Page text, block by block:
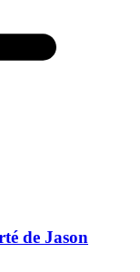
de Jason